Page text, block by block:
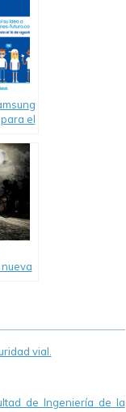
el
vial.
de Ingeniería de la